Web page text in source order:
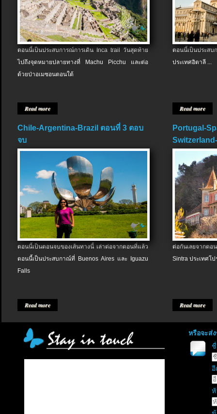
ตอนนี้เป็นประสบการณ์การเดิน Inca trail วันสุดท้าย
ไปถึงจุดหมายปลายทางที่ Machu Picchu และต่อ
ด้วยป่าอเมซอนตอนใต้
Read more
ตอนนี้เป็นประส
ประเทศอิตาลี ...
Read more
Chile-Argentina-Brazil ตอนที่ 3 ตอบ
จบ
ตอนนี้เป็นตอนจบของเส้นทางนี้ เล่าต่อจากตอนที่แล้ว
ตอนนี้เป็นประสบกาณ์ที่ Buenos Aires และ Iguazu
Falls
Read more
Portugal-
ต่อกันเลยจากต
Sintra ประเทศโป
Read more
หรือจะส่
อี
หั